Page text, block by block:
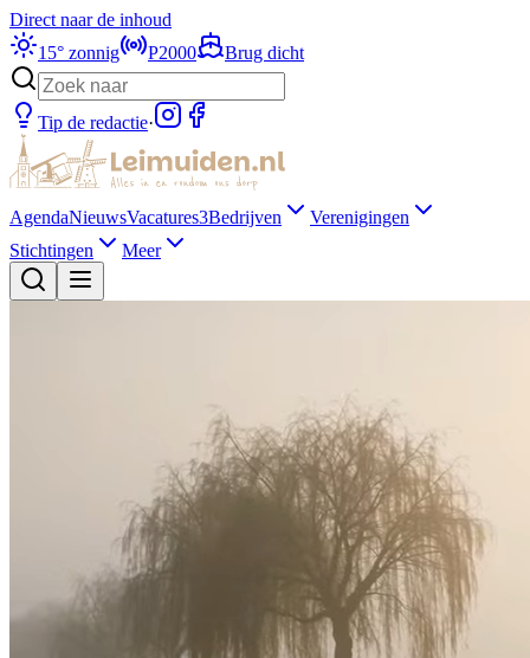
Direct naar de inhoud
15° zonnig P2000 Brug dicht
Tip de redactie·
AgendaNieuwsVacatures3Bedrijven
Verenigingen
Stichtingen
Meer